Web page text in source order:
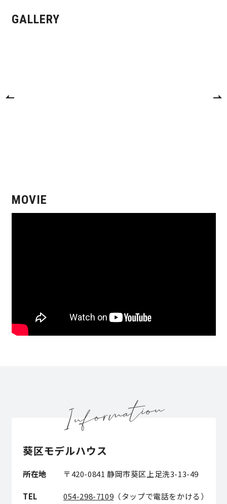
GALLERY
MOVIE
葵区モデルハウス
所在地 〒420-0841 静岡市葵区上足洗3-13-49
TEL 054-298-7109 （タップで電話をかける）